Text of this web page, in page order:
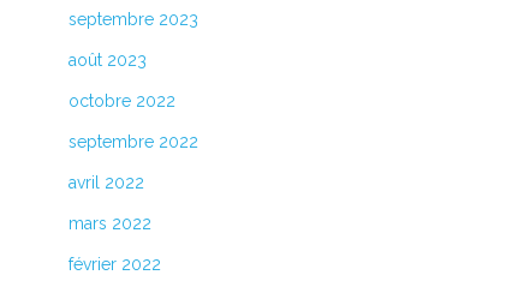
septembre 2023
août 2023
octobre 2022
septembre 2022
avril 2022
mars 2022
février 2022